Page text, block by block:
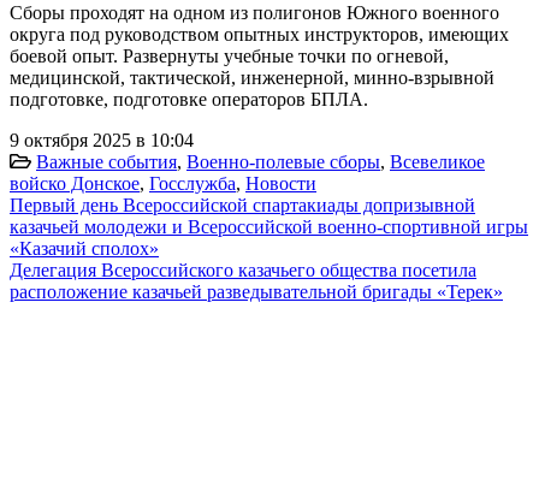
Сборы проходят на одном из полигонов Южного военного
округа под руководством опытных инструкторов, имеющих
боевой опыт. Развернуты учебные точки по огневой,
медицинской, тактической, инженерной, минно-взрывной
подготовке, подготовке операторов БПЛА.
9 октября 2025 в 10:04
Важные события, Военно-полевые сборы, Всевеликое
войско Донское, Госслужба, Новости
Первый день Всероссийской спартакиады допризывной
казачьей молодежи и Всероссийской военно-спортивной игры
«Казачий сполох»
Делегация Всероссийского казачьего общества посетила
расположение казачьей разведывательной бригады «Терек»